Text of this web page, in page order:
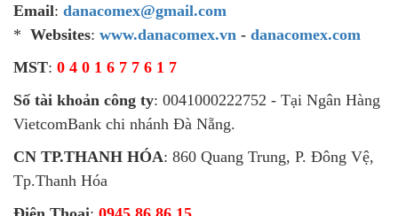
Email: danacomex@gmail.com
* Websites: www.danacomex.vn - danacomex.com
MST: 0 4 0 1 6 7 7 6 1 7
Số tài khoản công ty: 0041000222752 - Tại Ngân Hàng
VietcomBank chi nhánh Đà Nẵng.
CN TP.THANH HÓA: 860 Quang Trung, P. Đông Vệ,
Tp.Thanh Hóa